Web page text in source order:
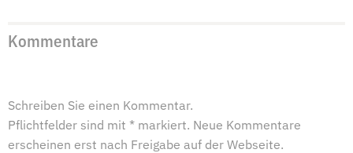
Kommentare
Schreiben Sie einen Kommentar.
Pflichtfelder sind mit * markiert. Neue Kommentare
erscheinen erst nach Freigabe auf der Webseite.